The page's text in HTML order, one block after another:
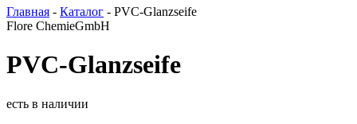
Главная - Каталог - PVC-Glanzseife
Flore ChemieGmbH
PVC-Glanzseife
есть в наличии